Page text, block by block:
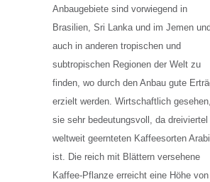
Anbaugebiete sind vorwiegend in
Brasilien, Sri Lanka und im Jemen und
auch in anderen tropischen und
subtropischen Regionen der Welt zu
finden, wo durch den Anbau gute
erzielt werden. Wirtschaftlich
sie sehr bedeutungsvoll, da dreiviertel
weltweit geernteten Kaffeesorten
ist. Die reich mit Blättern versehene
Kaffee-Pflanze erreicht eine Höhe von